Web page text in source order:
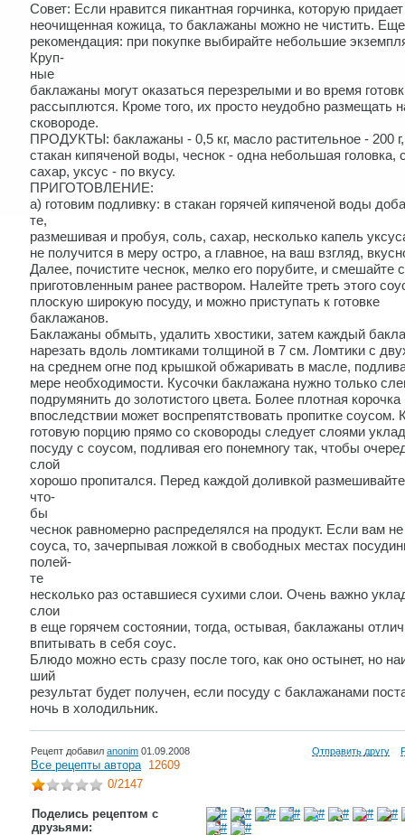
Совет: Если нравится пикантная горчинка, которую
неочищенная кожица, то баклажаны можно не чистить.
рекомендация: при покупке выбирайте небольшие
Круп-
ные
баклажаны могут оказаться перезрелыми и во время
рассыплются. Кроме того, их просто неудобно размещать
сковороде.
ПРОДУКТЫ: баклажаны - 0,5 кг, масло растительное - 200
стакан кипяченой воды, чеснок - одна небольшая головка,
сахар, уксус - по вкусу.
ПРИГОТОВЛЕНИЕ:
а) готовим подливку: в стакан горячей кипяченой воды
те,
размешивая и пробуя, соль, сахар, несколько капель
не получится в меру остро, а главное, на ваш взгляд,
Далее, почистите чеснок, мелко его порубите, и смешайте с
приготовленным ранее раствором. Налейте треть этого
плоскую широкую посуду, и можно приступать к готовке
баклажанов.
Баклажаны обмыть, удалить хвостики, затем каждый
нарезать вдоль ломтиками толщиной в 7 см. Ломтики с
на среднем огне под крышкой обжаривать в масле,
мере необходимости. Кусочки баклажана нужно только
подрумянить до золотистого цвета. Более плотная корочка
впоследствии может воспрепятствовать пропитке соусом.
готовую порцию прямо со сковороды следует слоями
посуду с соусом, подливая его понемногу так, чтобы
слой
хорошо пропитался. Перед каждой доливкой
что-
бы
чеснок равномерно распределялся на продукт. Если вам не
соуса, то, зачерпывая ложкой в свободных местах
полей-
те
несколько раз оставшиеся сухими слои. Очень важно
слои
в еще горячем состоянии, тогда, остывая, баклажаны
впитывать в себя соус.
Блюдо можно есть сразу после того, как оно остынет, но
ший
результат будет получен, если посуду с баклажанами
ночь в холодильник.
Рецепт добавил anonim 01.09.2008 Отправить другу
Все рецепты автора 12609
0/2147
Поделись рецептом с
друзьями: